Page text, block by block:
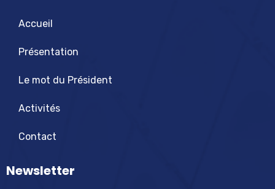
Accueil
Présentation
Le mot du Président
Activités
Contact
Newsletter